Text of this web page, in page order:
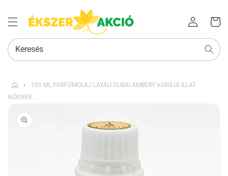
Bejelentkezés
kosara
Keresés
›
100 ML PARFÜMOLAJ LAYALI DUBAI AMBERY VANÍLIA ILLAT
NŐKNEK
UGRÁS A
TERMÉKADATOKRA